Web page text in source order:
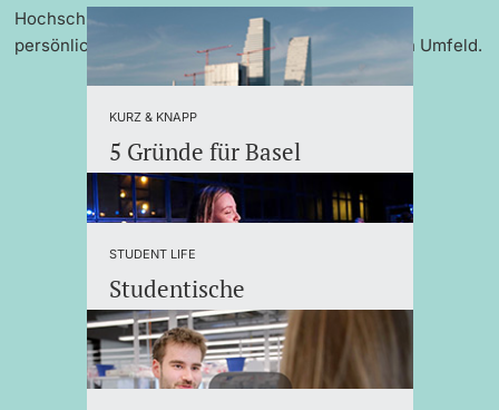
Hochschulen Europas mit exzellenter Forschung,
persönlicher Betreuung und einem internationalen Umfeld.
KURZ & KNAPP
5 Gründe für Basel
STUDENT LIFE
Studentische
Organisationen